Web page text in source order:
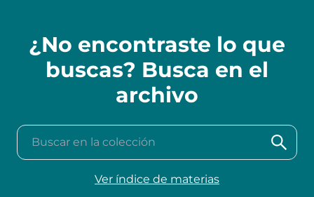
¿No encontraste lo que
buscas? Busca en el
archivo
Buscar en la colección
Ver índice de materias